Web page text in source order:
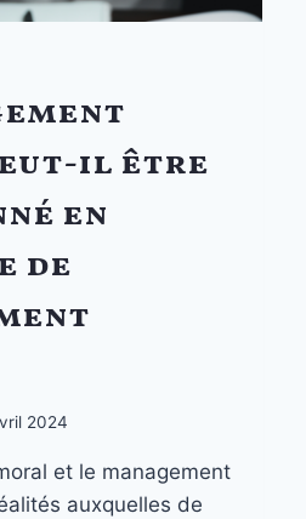
il être
en
de
2024
et le management
auxquelles de